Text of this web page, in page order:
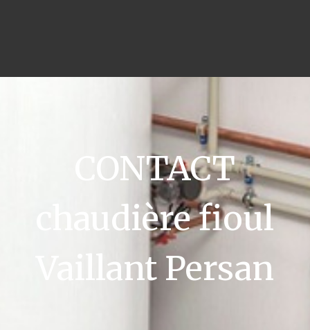
CONTACT
chaudière fioul
Vaillant Persan